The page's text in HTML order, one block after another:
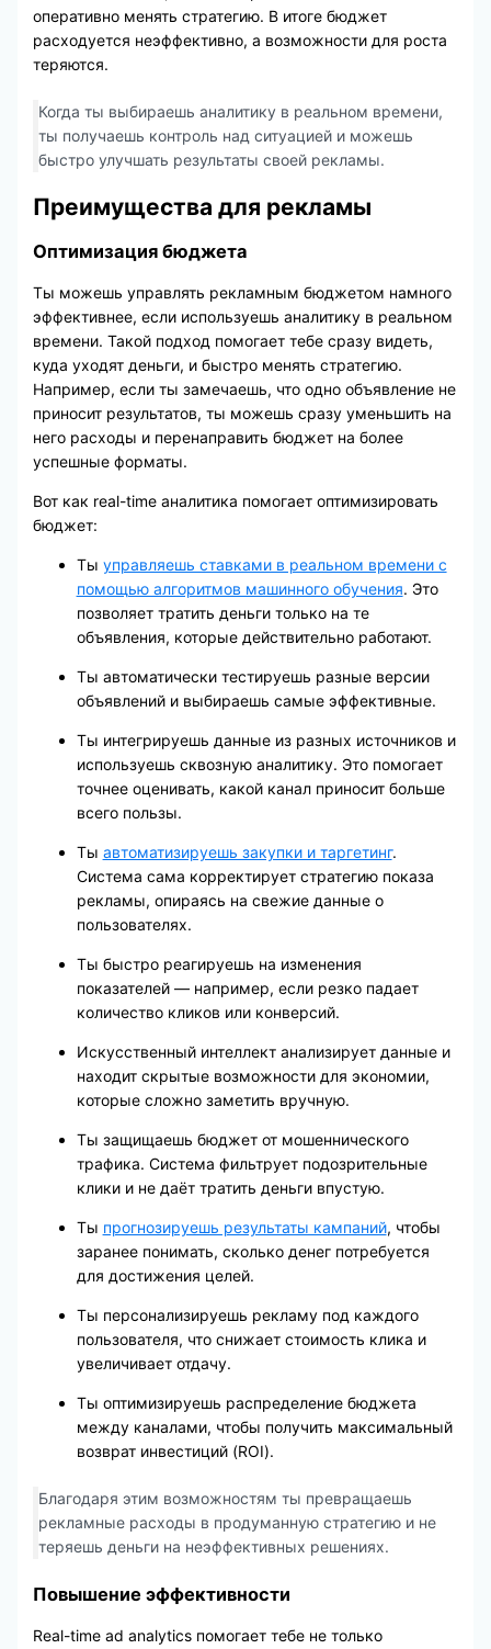
оперативно менять стратегию. В итоге бюджет
расходуется неэффективно, а возможности для роста
теряются.
Когда ты выбираешь аналитику в реальном времени,
ты получаешь контроль над ситуацией и можешь
быстро улучшать результаты своей рекламы.
Преимущества для рекламы
Оптимизация бюджета
Ты можешь управлять рекламным бюджетом намного
эффективнее, если используешь аналитику в реальном
времени. Такой подход помогает тебе сразу видеть,
куда уходят деньги, и быстро менять стратегию.
Например, если ты замечаешь, что одно объявление не
приносит результатов, ты можешь сразу уменьшить на
него расходы и перенаправить бюджет на более
успешные форматы.
Вот как real-time аналитика помогает оптимизировать
бюджет:
Ты управляешь ставками в реальном времени с
помощью алгоритмов машинного обучения. Это
позволяет тратить деньги только на те
объявления, которые действительно работают.
Ты автоматически тестируешь разные версии
объявлений и выбираешь самые эффективные.
Ты интегрируешь данные из разных источников и
используешь сквозную аналитику. Это помогает
точнее оценивать, какой канал приносит больше
всего пользы.
Ты автоматизируешь закупки и таргетинг.
Система сама корректирует стратегию показа
рекламы, опираясь на свежие данные о
пользователях.
Ты быстро реагируешь на изменения
показателей — например, если резко падает
количество кликов или конверсий.
Искусственный интеллект анализирует данные и
находит скрытые возможности для экономии,
которые сложно заметить вручную.
Ты защищаешь бюджет от мошеннического
трафика. Система фильтрует подозрительные
клики и не даёт тратить деньги впустую.
Ты прогнозируешь результаты кампаний, чтобы
заранее понимать, сколько денег потребуется
для достижения целей.
Ты персонализируешь рекламу под каждого
пользователя, что снижает стоимость клика и
увеличивает отдачу.
Ты оптимизируешь распределение бюджета
между каналами, чтобы получить максимальный
возврат инвестиций (ROI).
Благодаря этим возможностям ты превращаешь
рекламные расходы в продуманную стратегию и не
теряешь деньги на неэффективных решениях.
Повышение эффективности
Real-time ad analytics помогает тебе не только